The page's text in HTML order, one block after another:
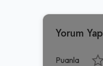
Yorum Yap
Puanla